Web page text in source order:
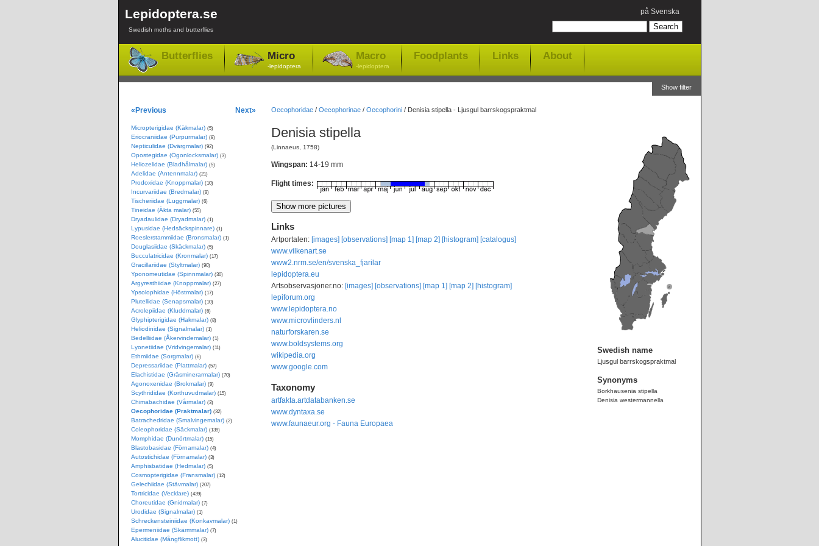
Lepidoptera.se
Swedish moths and butterflies
på Svenska
Butterflies Micro
-lepidoptera
Macro
-lepidoptera
Foodplants Links About
Show filter
Oecophoridae/ Oecophorinae/ Oecophorini/ Denisia stipella - Ljusgul barrskogspraktmal
Denisia stipella
(Linnaeus, 1758)
Wingspan: 14-19 mm
Flight times:
Links
Artportalen: [images] [observations] [map 1] [map 2] [histogram] [catalogus]
www.vilkenart.se
www2.nrm.se/en/svenska_fjarilar
lepidoptera.eu
Artsobservasjoner.no: [images] [observations] [map 1] [map 2] [histogram]
lepiforum.org
www.lepidoptera.no
www.microvlinders.nl
naturforskaren.se
www.boldsystems.org
wikipedia.org
www.google.com
Taxonomy
artfakta.artdatabanken.se
www.dyntaxa.se
www.faunaeur.org - Fauna Europaea
Swedish name
Ljusgul barrskogspraktmal
Synonyms
Borkhausenia stipella
Denisia westermannella
«Previous Next»
Micropterigidae (Käkmalar) (5)
Eriocraniidae (Purpurmalar) (8)
Nepticulidae (Dvärgmalar) (92)
Opostegidae (Ögonlocksmalar) (3)
Heliozelidae (Bladhålmalar) (5)
Adelidae (Antennmalar) (21)
Prodoxidae (Knoppmalar) (10)
Incurvariidae (Bredmalar) (9)
Tischeriidae (Luggmalar) (6)
Tineidae (Äkta malar) (55)
Dryadaulidae (Dryadmalar) (1)
Lypusidae (Hedsäckspinnare) (1)
Roeslerstammiidae (Bronsmalar) (1)
Douglasiidae (Skäckmalar) (5)
Bucculatricidae (Kronmalar) (17)
Gracillariidae (Styltmalar) (90)
Yponomeutidae (Spinnmalar) (30)
Argyresthiidae (Knoppmalar) (27)
Ypsolophidae (Höstmalar) (17)
Plutellidae (Senapsmalar) (10)
Acrolepiidae (Kluddmalar) (6)
Glyphipterigidae (Hakmalar) (8)
Heliodinidae (Signalmalar) (1)
Bedelliidae (Åkervindemalar) (1)
Lyonetiidae (Vridvingemalar) (11)
Ethmiidae (Sorgmalar) (6)
Depressariidae (Plattmalar) (57)
Elachistidae (Gräsminerarmalar) (70)
Agonoxenidae (Brokmalar) (9)
Scythrididae (Korthuvudmalar) (15)
Chimabachidae (Vårmalar) (3)
Oecophoridae (Praktmalar) (32)
Batrachedridae (Smalvingemalar) (2)
Coleophoridae (Säckmalar) (139)
Momphidae (Dunörtmalar) (15)
Blastobasidae (Förnamalar) (4)
Autostichidae (Förnamalar) (3)
Amphisbatidae (Hedmalar) (5)
Cosmopterigidae (Fransmalar) (12)
Gelechiidae (Stävmalar) (207)
Tortricidae (Vecklare) (439)
Choreutidae (Gnidmalar) (7)
Urodidae (Signalmalar) (1)
Schreckensteiniidae (Konkavmalar) (1)
Epermeniidae (Skärmmalar) (7)
Alucitidae (Mångflikmott) (3)